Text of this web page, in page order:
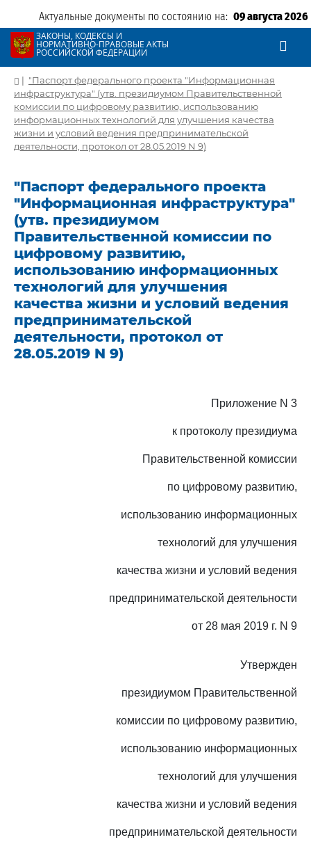
Актуальные документы по состоянию на: 09 августа 2026
ЗАКОНЫ, КОДЕКСЫ И
НОРМАТИВНО-ПРАВОВЫЕ АКТЫ
РОССИЙСКОЙ ФЕДЕРАЦИИ
| "Паспорт федерального проекта "Информационная
инфраструктура" (утв. президиумом Правительственной
комиссии по цифровому развитию, использованию
информационных технологий для улучшения качества
жизни и условий ведения предпринимательской
деятельности, протокол от 28.05.2019 N 9)
"Паспорт федерального проекта
"Информационная инфраструктура"
(утв. президиумом
Правительственной комиссии по
цифровому развитию,
использованию информационных
технологий для улучшения
качества жизни и условий ведения
предпринимательской
деятельности, протокол от
28.05.2019 N 9)
Приложение N 3
к протоколу президиума
Правительственной комиссии
по цифровому развитию,
использованию информационных
технологий для улучшения
качества жизни и условий ведения
предпринимательской деятельности
от 28 мая 2019 г. N 9
Утвержден
президиумом Правительственной
комиссии по цифровому развитию,
использованию информационных
технологий для улучшения
качества жизни и условий ведения
предпринимательской деятельности